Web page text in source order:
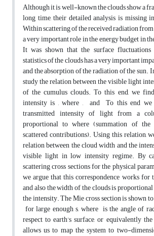
Although it is well-known the clouds show a
long time, their detailed analysis is missing
Within scattering of the received radiation from
a very important role in the energy budget in
It was shown that the surface
statistics of the clouds has a very important
and the absorption of the radiation of the sun.
study the relation between the visible light
of the cumulus clouds. To this end, we
intensity is , where , and To this end we
transmitted intensity of light from a
proportional to where (summation of the
scattered contributions). Using this relation,
relation between the cloud width and the
visible light in low intensity regime. By
scattering cross sections for the physical
we argue that this correspondence works for
and also the width of the clouds is
the intensity. The Mie cross section is shown
for large enough s, where is the angle of
respect to earth’s surface, or equivalently
allows us to map the system to two-